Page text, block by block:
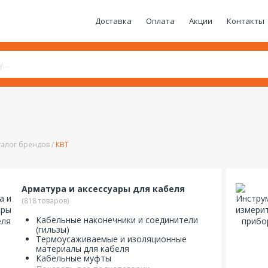
Доставка Оплата Акции Контакты
брендов КВТ
Арматура и аксессуары для кабеля
(818 товаров)
Кабельные наконечники и соединители
(гильзы)
Термоусаживаемые и изоляционные
материалы для кабеля
Кабельные муфты